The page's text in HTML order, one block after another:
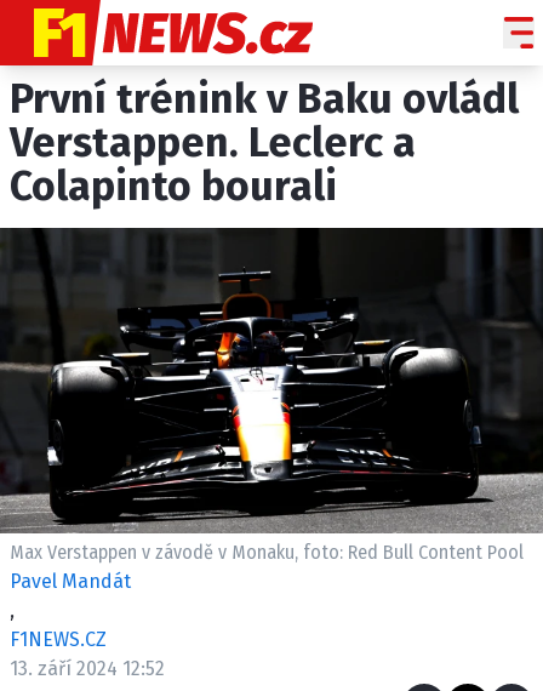
NOVINKY
GRAND PRIX
PADDOCK LINE
PROFILY JEZDCŮ
PROFILY TÝMŮ
ROZHOVORY
OSTATNÍ
SLEDUJTE NÁS NA
ETICKÝ KODEX
První trénink v Baku ovládl
Verstappen. Leclerc a
Colapinto bourali
Max Verstappen v závodě v Monaku, foto: Red Bull Content Pool
Pavel Mandát
,
F1NEWS.CZ
13. září 2024 12:52